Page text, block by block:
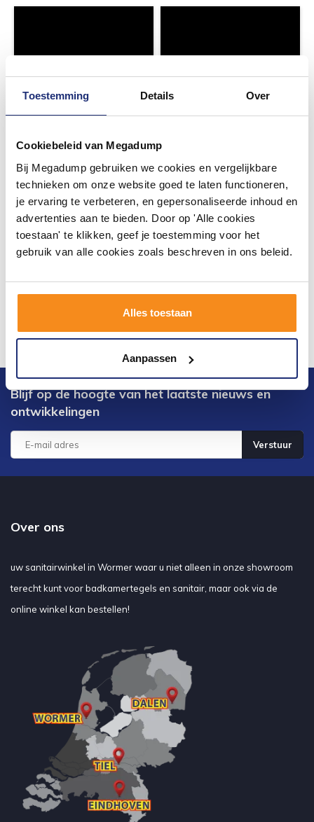
Toestemming Details Over
Cookiebeleid van Megadump
Bij Megadump gebruiken we cookies en vergelijkbare
technieken om onze website goed te laten functioneren,
je ervaring te verbeteren, en gepersonaliseerde inhoud en
advertenties aan te bieden. Door op 'Alle cookies
toestaan' te klikken, geef je toestemming voor het
gebruik van alle cookies zoals beschreven in ons beleid.
Alles toestaan
Aanpassen
Blijf op de hoogte van het laatste nieuws en
ontwikkelingen
Verstuur
Over ons
uw sanitairwinkel in Wormer waar u niet alleen in onze showroom
terecht kunt voor badkamertegels en sanitair, maar ook via de
online winkel kan bestellen!